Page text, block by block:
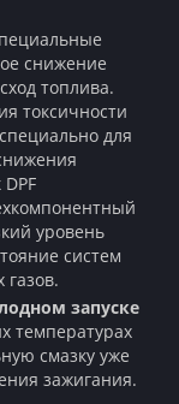
снижение
топлива.
токсичности
для
уровень
систем
запуске
температурах
смазку уже
зажигания.